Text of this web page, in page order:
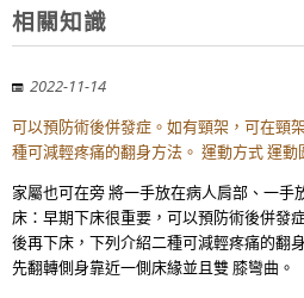
相關知識
2022-11-14
可以預防術後併發症。如有頸架，可在頸
種可減輕疼痛的翻身方法。 運動方式 運動
家屬也可在旁 將一手放在病人肩部、一手
床：早期下床很重要，可以預防術後併發
後再下床，下列介紹二種可減輕疼痛的翻
先翻轉側身靠近一側床緣並且雙 膝彎曲。